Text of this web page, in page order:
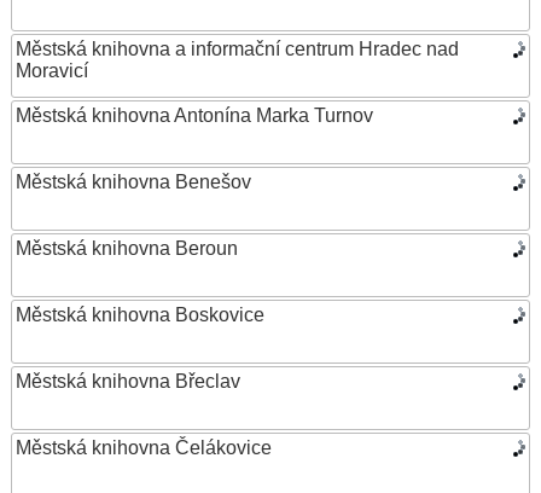
Městská knihovna a informační centrum Hradec nad
Moravicí
Městská knihovna Antonína Marka Turnov
Městská knihovna Benešov
Městská knihovna Beroun
Městská knihovna Boskovice
Městská knihovna Břeclav
Městská knihovna Čelákovice